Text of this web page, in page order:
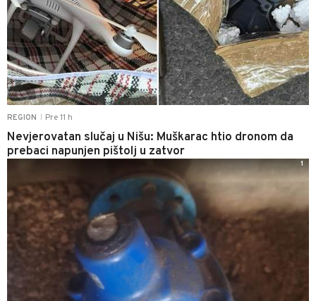
REGION Pre 11 h
Nevjerovatan slučaj u Nišu: Muškarac htio dronom da
prebaci napunjen pištolj u zatvor
1